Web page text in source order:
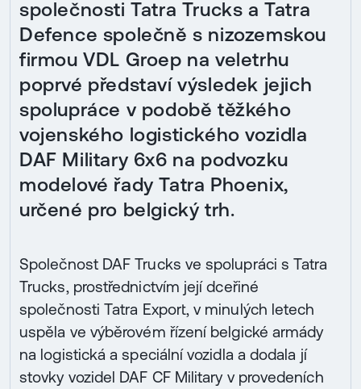
společnosti Tatra Trucks a Tatra
Defence společně s nizozemskou
firmou VDL Groep na veletrhu
poprvé představí výsledek jejich
spolupráce v podobě těžkého
vojenského logistického vozidla
DAF Military 6x6 na podvozku
modelové řady Tatra Phoenix,
určené pro belgický trh.
Společnost DAF Trucks ve spolupráci s Tatra
Trucks, prostřednictvím její dceřiné
společnosti Tatra Export, v minulých letech
uspěla ve výběrovém řízení belgické armády
na logistická a speciální vozidla a dodala jí
stovky vozidel DAF CF Military v provedeních